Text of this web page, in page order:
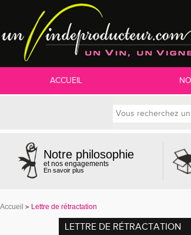
ACCUEIL
Accueil Lettre de rétractation
LETTRE DE RÉTRACTATION
Notre philosophie
et nos engagements
En savoir plus